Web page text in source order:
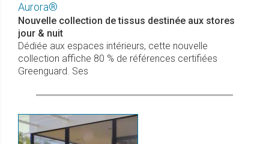
Aurora®
Nouvelle collection de tissus destinée aux stores
jour & nuit
Dédiée aux espaces intérieurs, cette nouvelle
collection affiche 80 % de références certifiées
Greenguard. Ses